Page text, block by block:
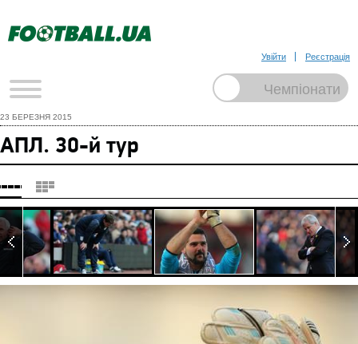
Увійти Реєстрація
23 БЕРЕЗНЯ 2015
АПЛ. 30-й тур